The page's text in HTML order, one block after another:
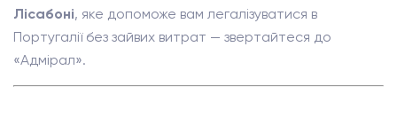
Лісабоні, яке допоможе вам легалізуватися в
Португалії без зайвих витрат — звертайтеся до
«Адмірал».